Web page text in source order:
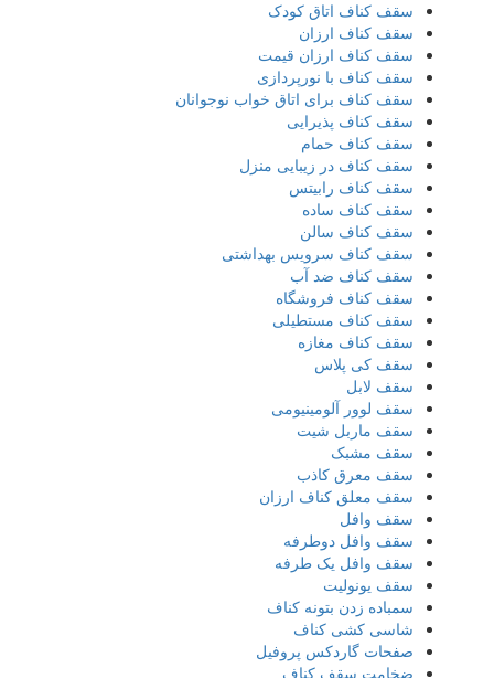
سقف کناف اتاق کودک
سقف کناف ارزان
سقف کناف ارزان قیمت
سقف کناف با نورپردازی
سقف کناف برای اتاق خواب نوجوانان
سقف کناف پذیرایی
سقف کناف حمام
سقف کناف در زیبایی منزل
سقف کناف رابیتس
سقف کناف ساده
سقف کناف سالن
سقف کناف سرویس بهداشتی
سقف کناف ضد آب
سقف کناف فروشگاه
سقف کناف مستطیلی
سقف کناف مغازه
سقف کی پلاس
سقف لابل
سقف لوور آلومینیومی
سقف ماربل شیت
سقف مشبک
سقف معرق کاذب
سقف معلق کناف ارزان
سقف وافل
سقف وافل دوطرفه
سقف وافل یک طرفه
سقف یونولیت
سمباده زدن بتونه کناف
شاسی کشی کناف
صفحات گاردکس پروفیل
ضخامت سقف کناف